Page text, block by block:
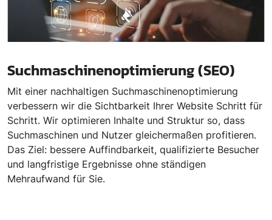
Suchmaschinenoptimierung (SEO)
Mit einer nachhaltigen Suchmaschinenoptimierung
verbessern wir die Sichtbarkeit Ihrer Website Schritt für
Schritt. Wir optimieren Inhalte und Struktur so, dass
Suchmaschinen und Nutzer gleichermaßen profitieren.
Das Ziel: bessere Auffindbarkeit, qualifizierte Besucher
und langfristige Ergebnisse ohne ständigen
Mehraufwand für Sie.